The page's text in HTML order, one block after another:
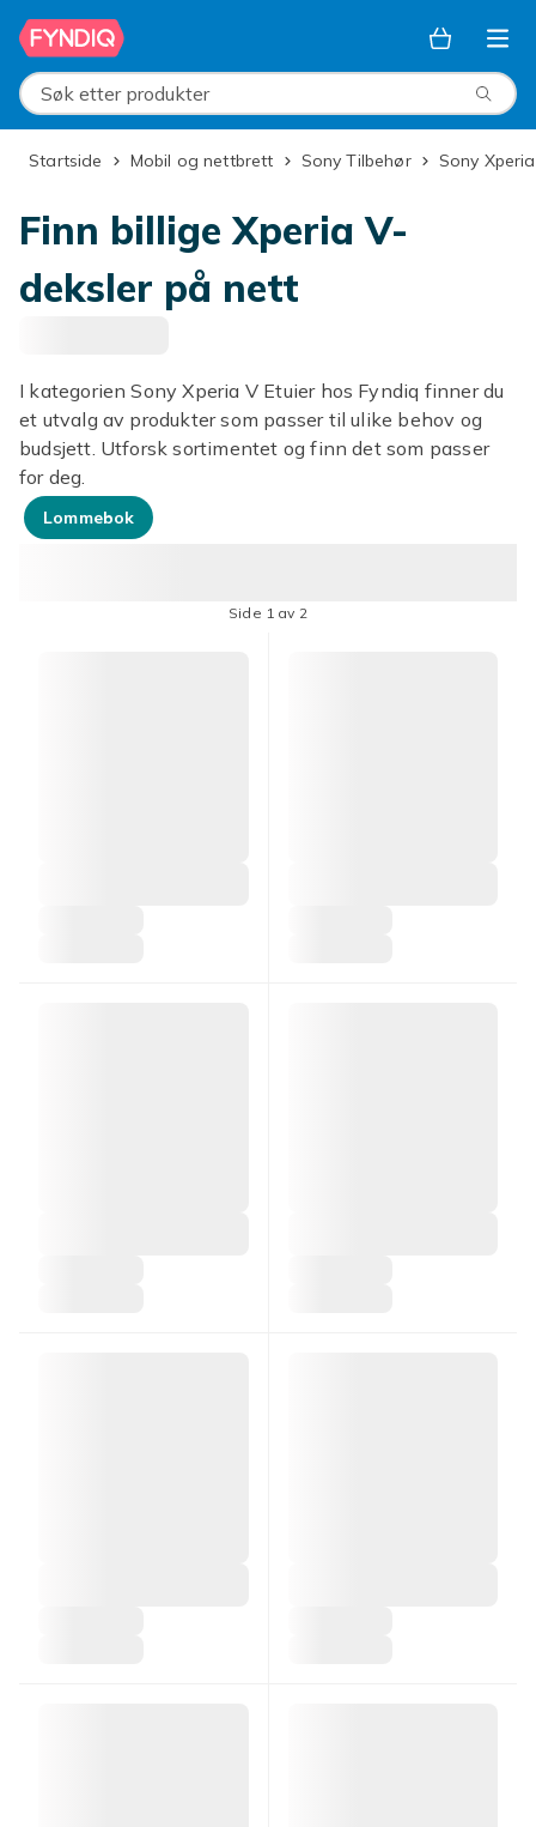
Hopp til hovedinnhold
Søk etter produkter
Startside Mobil og nettbrett Sony Tilbehør Sony Xperia
Finn billige Xperia V-
deksler på nett
I kategorien Sony Xperia V Etuier hos Fyndiq finner du
et utvalg av produkter som passer til ulike behov og
budsjett. Utforsk sortimentet og finn det som passer
for deg.
Lommebok
Side 1 av 2